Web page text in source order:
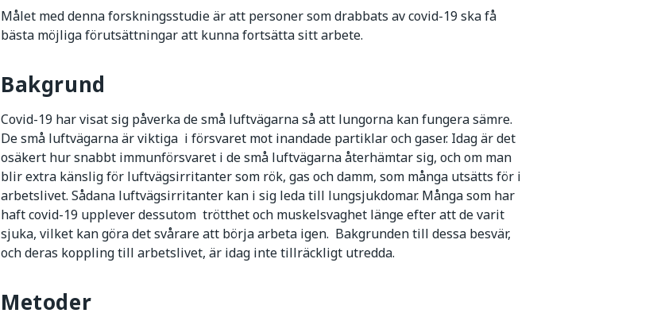
Målet med denna forskningsstudie är att personer som drabbats av covid-19 ska få
bästa möjliga förutsättningar att kunna fortsätta sitt arbete.
Bakgrund
Covid-19 har visat sig påverka de små luftvägarna så att lungorna kan fungera sämre.
De små luftvägarna är viktiga i försvaret mot inandade partiklar och gaser. Idag är det
osäkert hur snabbt immunförsvaret i de små luftvägarna återhämtar sig, och om man
blir extra känslig för luftvägsirritanter som rök, gas och damm, som många utsätts för i
arbetslivet. Sådana luftvägsirritanter kan i sig leda till lungsjukdomar. Många som har
haft covid-19 upplever dessutom trötthet och muskelsvaghet länge efter att de varit
sjuka, vilket kan göra det svårare att börja arbeta igen. Bakgrunden till dessa besvär,
och deras koppling till arbetslivet, är idag inte tillräckligt utredda.
Metoder